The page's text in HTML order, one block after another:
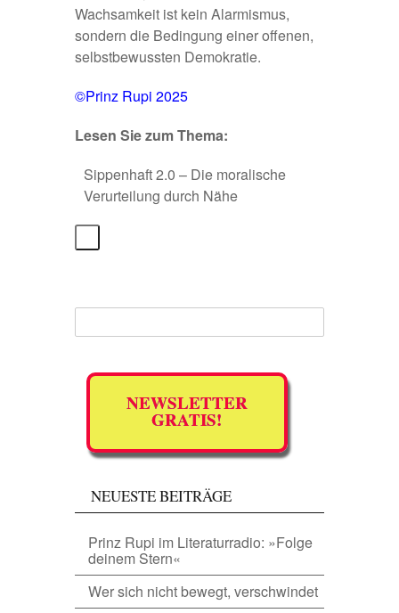
Wachsamkeit ist kein Alarmismus,
sondern die Bedingung einer offenen,
selbstbewussten Demokratie.
©Prinz Rupi 2025
Lesen Sie zum Thema:
Sippenhaft 2.0 – Die moralische
Verurteilung durch Nähe
NEWSLETTER
GRATIS!
NEUESTE BEITRÄGE
Prinz Rupi im Literaturradio: »Folge
deinem Stern«
Wer sich nicht bewegt, verschwindet